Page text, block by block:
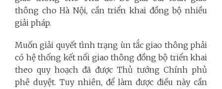
thông cho Hà Nội, cần triển khai đồng bộ nhiều
giải pháp.
Muốn giải quyết tình trạng ùn tắc giao thông phải
có hệ thống kết nối giao thông đồng bộ triển khai
theo quy hoạch đã được Thủ tướng Chính phủ
phê duyệt. Tuy nhiên, để làm được điều này cần